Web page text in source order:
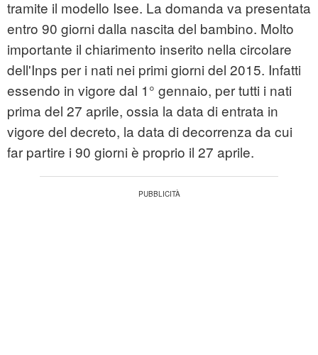
tramite il modello Isee. La domanda va presentata
entro 90 giorni dalla nascita del bambino. Molto
importante il chiarimento inserito nella circolare
dell'Inps per i nati nei primi giorni del 2015. Infatti
essendo in vigore dal 1° gennaio, per tutti i nati
prima del 27 aprile, ossia la data di entrata in
vigore del decreto, la data di decorrenza da cui
far partire i 90 giorni è proprio il 27 aprile.